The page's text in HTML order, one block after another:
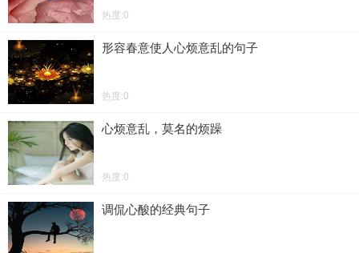
热度:0
形容春意使人心烦意乱的句子
热度:0
心烦意乱，莫名的烦躁
热度:0
调侃心酸的经典句子